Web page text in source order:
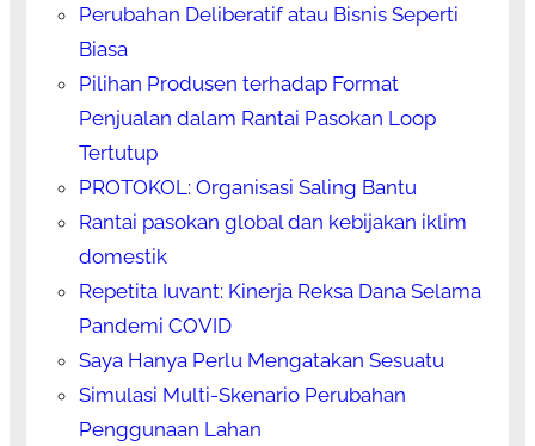
Perubahan Deliberatif atau Bisnis Seperti
Biasa
Pilihan Produsen terhadap Format
Penjualan dalam Rantai Pasokan Loop
Tertutup
PROTOKOL: Organisasi Saling Bantu
Rantai pasokan global dan kebijakan iklim
domestik
Repetita Iuvant: Kinerja Reksa Dana Selama
Pandemi COVID
Saya Hanya Perlu Mengatakan Sesuatu
Simulasi Multi-Skenario Perubahan
Penggunaan Lahan